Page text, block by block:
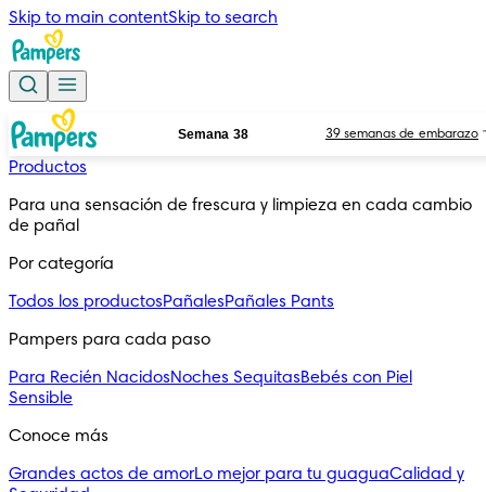
Skip to main contentSkip to search
Productos
Para una sensación de frescura y limpieza en cada cambio
de pañal
Por categoría
Todos los productosPañalesPañales Pants
Pampers para cada paso
Para Recién NacidosNoches SequitasBebés con Piel
Sensible
Conoce más
Grandes actos de amorLo mejor para tu guaguaCalidad y
Semana 38 39 semanas de embarazo